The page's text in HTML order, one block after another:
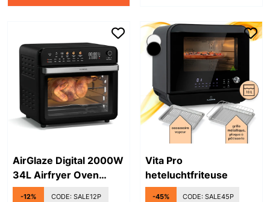
AirGlaze Digital 2000W
34L Airfryer Oven
Zwart
-12% CODE: SALE12P
Vita Pro
heteluchtfriteuse
-45% CODE: SALE45P